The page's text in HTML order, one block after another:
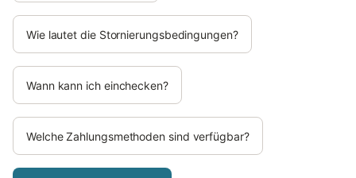
Wie lautet die Stornierungsbedingungen?
Wann kann ich einchecken?
Welche Zahlungsmethoden sind verfügbar?